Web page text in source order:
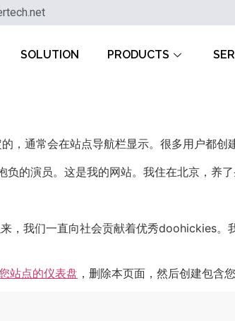
SOLUTION PRODUCTS
，通常会在站点导航栏显示。很多用户都创
的演员。这是我的网站。我住在北京，养
，我们一直向社会贡献着优秀doohickies。
站点的仪表盘 ，删除本页面，然后创建包含